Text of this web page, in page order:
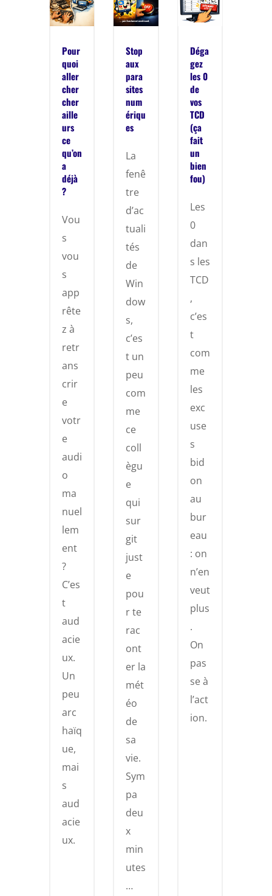
Pour
quoi
aller
cher
cher
aille
urs
ce
qu’on
a
déjà
?
Vou
s
vou
s
app
rête
z à
retr
ans
crir
e
votr
e
audi
o
ma
nuel
lem
ent
?
C’es
t
aud
acie
ux.
Un
peu
arc
haïq
ue,
mai
s
aud
acie
ux.
Stop
aux
para
sites
num
ériqu
es
La
fenê
tre
d’ac
tuali
tés
de
Win
dow
s,
c’es
t un
peu
com
me
ce
coll
ègu
e
qui
sur
git
just
e
pou
r te
rac
ont
er la
mét
éo
de
sa
vie.
Sym
pa
deu
x
min
utes
…
Déga
gez
les 0
de
vos
TCD
(ça
fait
un
bien
fou)
Les
0
dan
s les
TCD
,
c’es
t
com
me
les
exc
use
s
bid
on
au
bur
eau
: on
n’en
veut
plus
.
On
pas
se à
l’act
ion.